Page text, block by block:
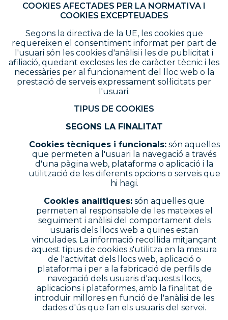
COOKIES AFECTADES PER LA NORMATIVA I
COOKIES EXCEPTEUADES
Segons la directiva de la UE, les cookies que
requereixen el consentiment informat per part de
l'usuari són les cookies d'anàlisi i les de publicitat i
afiliació, quedant excloses les de caràcter tècnic i les
necessàries per al funcionament del lloc web o la
prestació de serveis expressament sol·licitats per
l'usuari.
TIPUS DE COOKIES
SEGONS LA FINALITAT
Cookies tècniques i funcionals:són aquelles
que permeten a l'usuari la navegació a través
d'una pàgina web, plataforma o aplicació i la
utilització de les diferents opcions o serveis que
hi hagi.
Cookies analítiques: són aquelles que
permeten al responsable de les mateixes el
seguiment i anàlisi del comportament dels
usuaris dels llocs web a quines estan
vinculades. La informació recollida mitjançant
aquest tipus de cookies s'utilitza en la mesura
de l'activitat dels llocs web, aplicació o
plataforma i per a la fabricació de perfils de
navegació dels usuaris d'aquests llocs,
aplicacions i plataformes, amb la finalitat de
introduir millores en funció de l'anàlisi de les
dades d'ús que fan els usuaris del servei.